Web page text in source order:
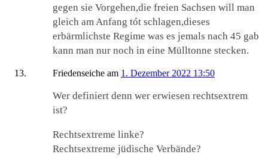
gegen sie Vorgehen,die freien Sachsen will man
gleich am Anfang tót schlagen,dieses
erbärmlichste Regime was es jemals nach 45 gab
kann man nur noch in eine Mülltonne stecken.
Friedenseiche am 1. Dezember 2022 13:50
Wer definiert denn wer erwiesen rechtsextrem
ist?
Rechtsextreme linke?
Rechtsextreme jüdische Verbände?